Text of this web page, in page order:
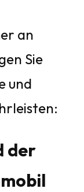
an
Sie
und
der